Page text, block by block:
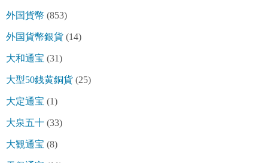
外国貨幣 (853)
外国貨幣銀貨 (14)
大和通宝 (31)
大型50銭黄銅貨 (25)
大定通宝 (1)
大泉五十 (33)
大観通宝 (8)